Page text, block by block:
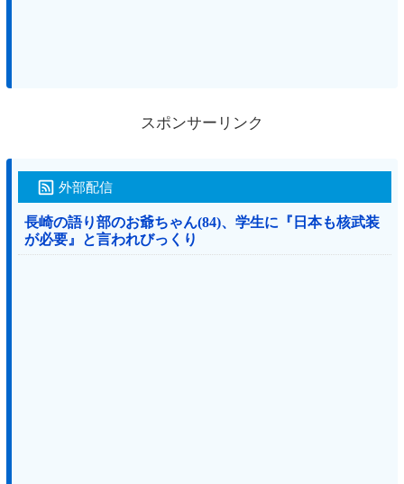
スポンサーリンク
外部配信
長崎の語り部のお爺ちゃん(84)、学生に『日本も核武装
が必要』と言われびっくり